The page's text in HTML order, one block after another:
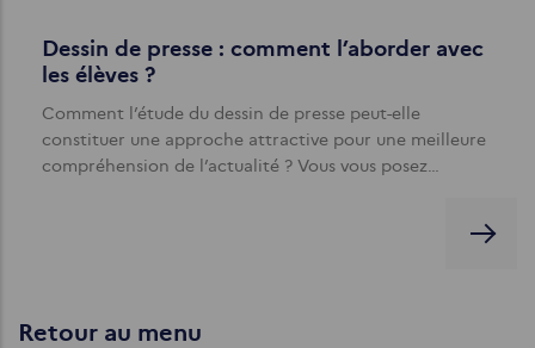
Dessin de presse : comment l’aborder avec
les élèves ?
Comment l’étude du dessin de presse peut-elle
constituer une approche attractive pour une meilleure
compréhension de l’actualité ? Vous vous posez…
Retour au menu